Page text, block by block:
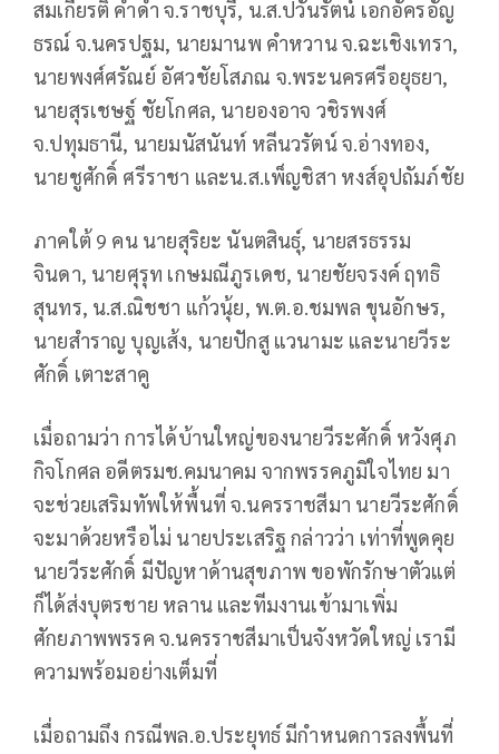
สมเกียรติ คำดำ จ.ราชบุรี, น.ส.ปวันรัตน์ เอกอัครอัญ
ธรณ์ จ.นครปฐม, นายมานพ คำหวาน จ.ฉะเชิงเทรา,
นายพงศ์ศรัณย์ อัศวชัยโสภณ จ.พระนครศรีอยุธยา,
นายสุรเชษฐ์ ชัยโกศล, นายองอาจ วชิรพงศ์
จ.ปทุมธานี, นายมนัสนันท์ หลีนวรัตน์ จ.อ่างทอง,
นายชูศักดิ์ ศรีราชา และน.ส.เพ็ญชิสา หงส์อุปถัมภ์ชัย
ภาคใต้ 9 คน นายสุริยะ นันตสินธุ์, นายสรธรรม
จินดา, นายศุรุท เกษมณีภูรเดช, นายชัยจรงค์ ฤทธิ
สุนทร, น.ส.ณิชชา แก้วนุ้ย, พ.ต.อ.ชมพล ขุนอักษร,
นายสำราญ บุญเส้ง, นายปักสู แวนามะ และนายวีระ
ศักดิ์ เตาะสาคู
เมื่อถามว่า การได้บ้านใหญ่ของนายวีระศักดิ์ หวังศุภ
กิจโกศล อดีตรมช.คมนาคม จากพรรคภูมิใจไทย มา
จะช่วยเสริมทัพให้พื้นที่ จ.นครราชสีมา นายวีระศักดิ์
จะมาด้วยหรือไม่ นายประเสริฐ กล่าวว่า เท่าที่พูดคุย
นายวีระศักดิ์ มีปัญหาด้านสุขภาพ ขอพักรักษาตัวแต่
ก็ได้ส่งบุตรชาย หลาน และทีมงานเข้ามาเพิ่ม
ศักยภาพพรรค จ.นครราชสีมาเป็นจังหวัดใหญ่ เรามี
ความพร้อมอย่างเต็มที่
เมื่อถามถึง กรณีพล.อ.ประยุทธ์ มีกำหนดการลงพื้นที่